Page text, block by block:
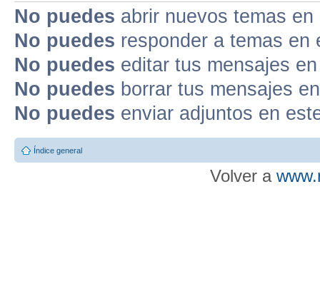
No puedes abrir nuevos temas
No puedes responder a temas en
No puedes editar tus mensajes
No puedes borrar tus mensajes
No puedes enviar adjuntos en
Índice general
Volver a